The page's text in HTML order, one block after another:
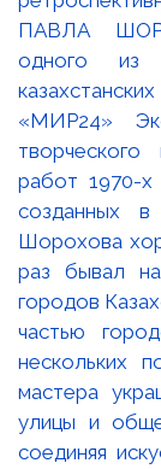
ПАВЛА
одного из
«МИР24»
работ 1970-х
созданных
Шорохова
раз бывал
городов
частью
нескольких
мастера
улицы и
соединяя